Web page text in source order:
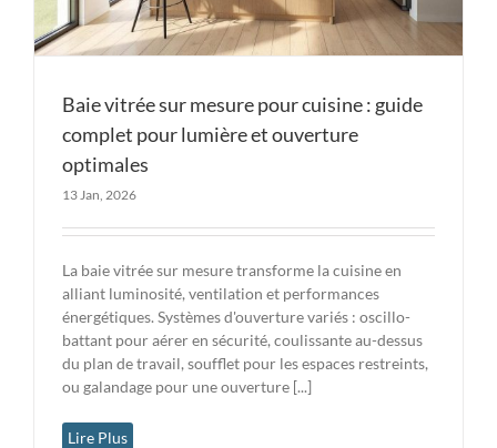
Baie vitrée sur mesure pour cuisine : guide
complet pour lumière et ouverture
optimales
13 Jan, 2026
La baie vitrée sur mesure transforme la cuisine en
alliant luminosité, ventilation et performances
énergétiques. Systèmes d'ouverture variés : oscillo-
battant pour aérer en sécurité, coulissante au-dessus
du plan de travail, soufflet pour les espaces restreints,
ou galandage pour une ouverture [...]
Lire Plus